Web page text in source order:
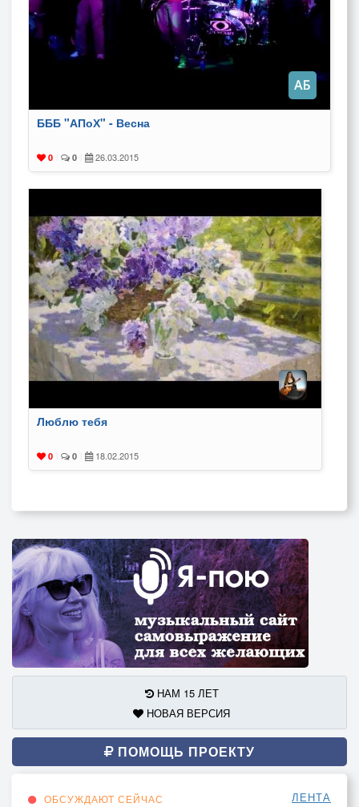
БББ "АПоХ" - Весна
0 0 26.03.2015
Люблю тебя
0 0 18.02.2015
НАМ 15 ЛЕТ
НОВАЯ ВЕРСИЯ
ПОМОЩЬ ПРОЕКТУ
ОБСУЖДАЮТ СЕЙЧАС ЛЕНТА